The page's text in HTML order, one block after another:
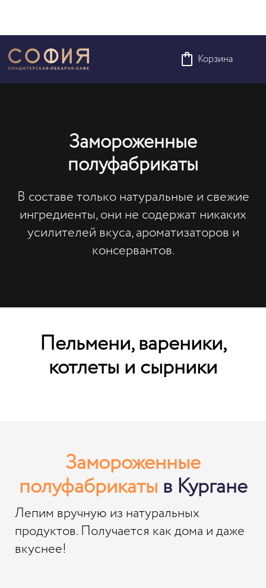
Корзина
Замороженные
полуфабрикаты
В составе только натуральные и свежие
ингредиенты, они не содержат никаких
усилителей вкуса, ароматизаторов и
консервантов.
Пельмени, вареники,
котлеты и сырники
Замороженные
полуфабрикаты в Кургане
Лепим вручную из натуральных
продуктов. Получается как дома и даже
вкуснее!